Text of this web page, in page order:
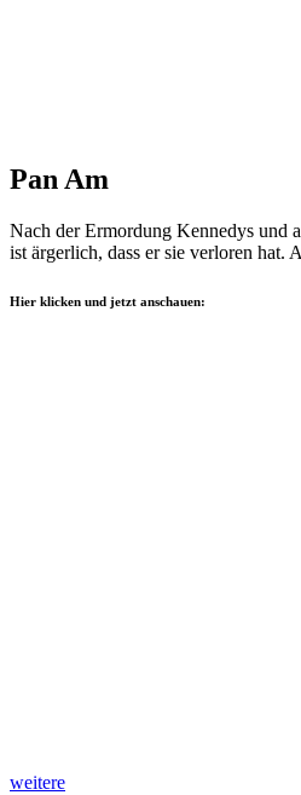
Pan Am
Nach der Ermordung Kennedys und
ist ärgerlich, dass er sie verloren hat.
Hier klicken und jetzt anschauen:
weitere